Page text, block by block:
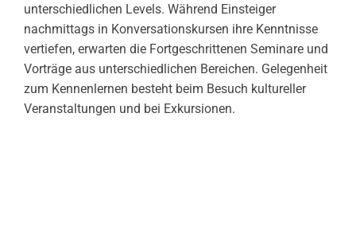
unterschiedlichen Levels. Während Einsteiger
nachmittags in Konversationskursen ihre Kenntnisse
vertiefen, erwarten die Fortgeschrittenen Seminare und
Vorträge aus unterschiedlichen Bereichen. Gelegenheit
zum Kennenlernen besteht beim Besuch kultureller
Veranstaltungen und bei Exkursionen.